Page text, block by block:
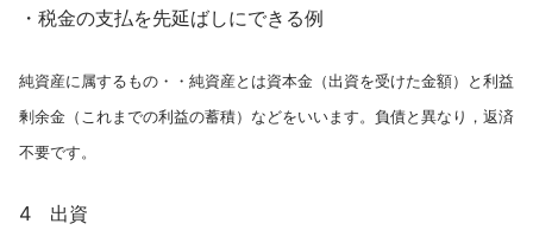
・税金の支払を先延ばしにできる例
純資産に属するもの・・純資産とは資本金（出資を受けた金額）と利益
剰余金（これまでの利益の蓄積）などをいいます。負債と異なり，返済
不要です。
4 出資